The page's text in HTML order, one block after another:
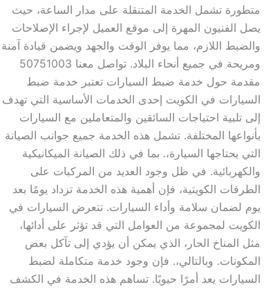
متطورة تشمل الخدمة المتنقلة على مدار الساعة، حيث
يصل الفنيون المهرة إلى موقع العميل لإجراء الإصلاحات
والضبط اللازم، مما يوفر الوقت والجهد ويضمن قيادة آمنة
ومريحة في جميع أنحاء البلاد. تواصل معنا 50751003
مقدمة حول خدمة ضبط السيارات تعتبر خدمة ضبط
السيارات في الكويت إحدى الخدمات الأساسية التي تهدف
إلى تلبية احتياجات السائقين والمتعاملين مع السيارات
بأنواعها المختلفة. تشمل هذه الخدمة جميع جوانب الصيانة
التي يحتاجها السيارة،. بما في ذلك الصيانة الميكانيكية
والكهربائية. في ظل وجود العديد من المركبات على
الطرقات الكويتية، فإن أهمية هذه الخدمة تزداد يومًا بعد
يوم لضمان سلامة وأداء السيارات. تتعرض السيارات في
الكويت لمجموعة من العوامل التي قد تؤثر على أدائها،
مثل المناخ الحار، الذي يمكن أن يؤدي إلى تآكل بعض
المكونات. وبالتالي،. فإن وجود خدمة متكاملة لضبط
السيارات يعد أمرًا حيويًا. تساهم هذه الخدمة في الكشف